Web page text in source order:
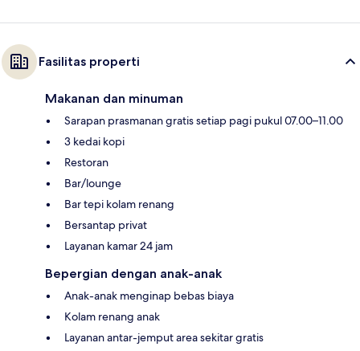
Fasilitas properti
Makanan dan minuman
Sarapan prasmanan gratis setiap pagi pukul 07.00–11.00
3 kedai kopi
Restoran
Bar/lounge
Bar tepi kolam renang
Bersantap privat
Layanan kamar 24 jam
Bepergian dengan anak-anak
Anak-anak menginap bebas biaya
Kolam renang anak
Layanan antar-jemput area sekitar gratis